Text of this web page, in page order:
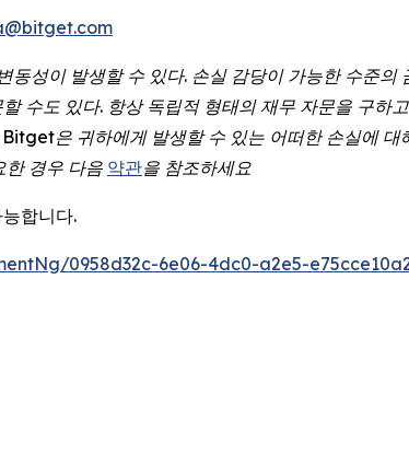
변동성이 발생할 수 있다. 손실 감당이 가능한 수준의
할 수도 있다. 항상 독립적 형태의 재무 자문을 구하고
Bitget은 귀하에게 발생할 수 있는 어떠한 손실에 대
한 경우 다음 약관을 참조하세요
합니다.
0958d32c-6e06-4dc0-a2e5-